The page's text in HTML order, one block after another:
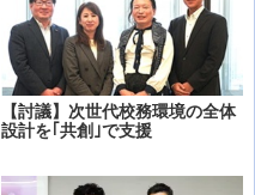
【討議】次世代校務環境の全体
設計を｢共創｣で支援